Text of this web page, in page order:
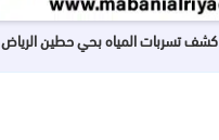
كشف تسربات المياه بحي حطين الرياض